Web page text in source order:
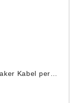
Equator 2.0 Speaker Kabel per meter